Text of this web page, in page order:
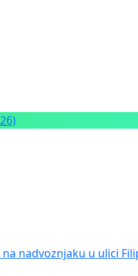
nadvoznjaku u ulici